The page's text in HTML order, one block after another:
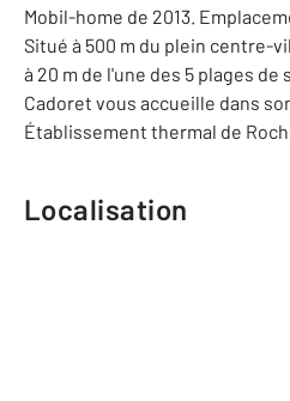
Mobil-home de 2013.
Situé à 500 m du plein centre-
à 20 m de l'une des 5 plages de
Cadoret vous accueille dans
Établissement thermal de
Localisation